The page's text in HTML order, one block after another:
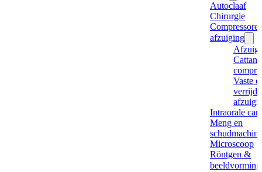
Autoclaaf
Chirurgie
afzuiging
Cattani
Vaste
Intraorale
Meng en
Microscoop
Röntgen &
beeldvorming